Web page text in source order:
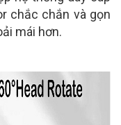
chắc chắn và gọn
mái hơn.